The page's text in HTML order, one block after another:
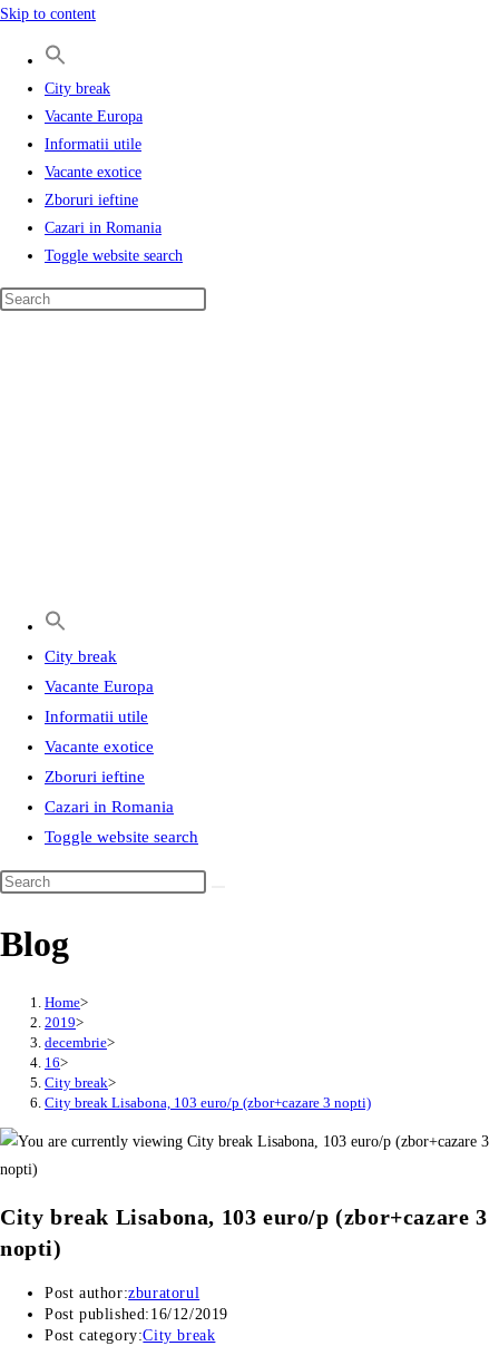
Skip to content
City break
Vacante Europa
Informatii utile
Vacante exotice
Zboruri ieftine
Cazari in Romania
Toggle website search
City break
Vacante Europa
Informatii utile
Vacante exotice
Zboruri ieftine
Cazari in Romania
Toggle website search
Blog
Home>
2019>
decembrie>
16>
City break>
City break Lisabona, 103 euro/p (zbor+cazare 3 nopti)
City break Lisabona, 103 euro/p (zbor+cazare 3
nopti)
Post author:zburatorul
Post published: 16/12/2019
Post category:City break